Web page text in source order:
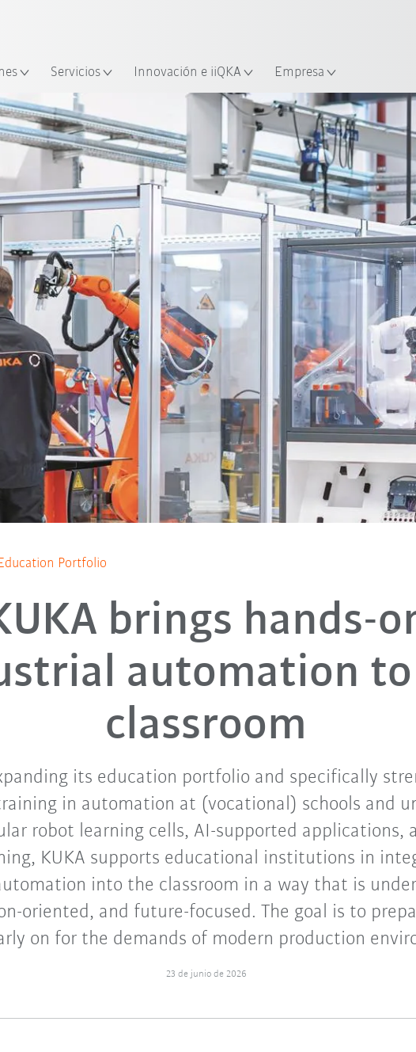
Servicios Innovación e iiQKA Empresa
Portfolio
brings hands-
automation
classroom
its education portfolio and specifically
in automation at (vocational) schools and
robot learning cells, AI-supported applications,
KUKA supports educational institutions in
into the classroom in a way that is
oriented, and future-focused. The goal is to
on for the demands of modern production
23 de junio de 2026